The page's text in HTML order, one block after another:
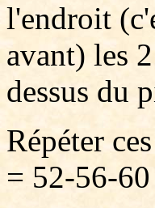
l'endroit
avant) les
dessus du
Répéter
= 52-56-